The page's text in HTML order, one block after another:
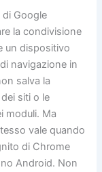
di Google
la condivisione
un dispositivo
navigazione in
salva la
siti o le
moduli. Ma
vale quando
di Chrome
Android. Non